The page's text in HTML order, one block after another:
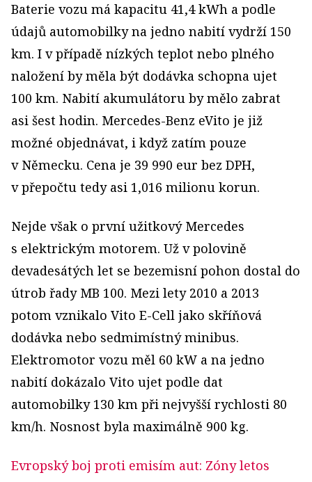
Baterie vozu má kapacitu 41,4 kWh a podle
údajů automobilky na jedno nabití vydrží 150
km. I v případě nízkých teplot nebo plného
naložení by měla být dodávka schopna ujet
100 km. Nabití akumulátoru by mělo zabrat
asi šest hodin. Mercedes-Benz eVito je již
možné objednávat, i když zatím pouze
v Německu. Cena je 39 990 eur bez DPH,
v přepočtu tedy asi 1,016 milionu korun.
Nejde však o první užitkový Mercedes
s elektrickým motorem. Už v polovině
devadesátých let se bezemisní pohon dostal do
útrob řady MB 100. Mezi lety 2010 a 2013
potom vznikalo Vito E-Cell jako skříňová
dodávka nebo sedmimístný minibus.
Elektromotor vozu měl 60 kW a na jedno
nabití dokázalo Vito ujet podle dat
automobilky 130 km při nejvyšší rychlosti 80
km/h. Nosnost byla maximálně 900 kg.
Evropský boj proti emisím aut: Zóny letos